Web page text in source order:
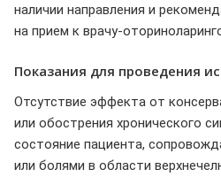
наличии направления и
на прием к врачу-
Показания для проведения
Отсутствие эффекта от
или обострения хронического
состояние пациента,
или болями в области